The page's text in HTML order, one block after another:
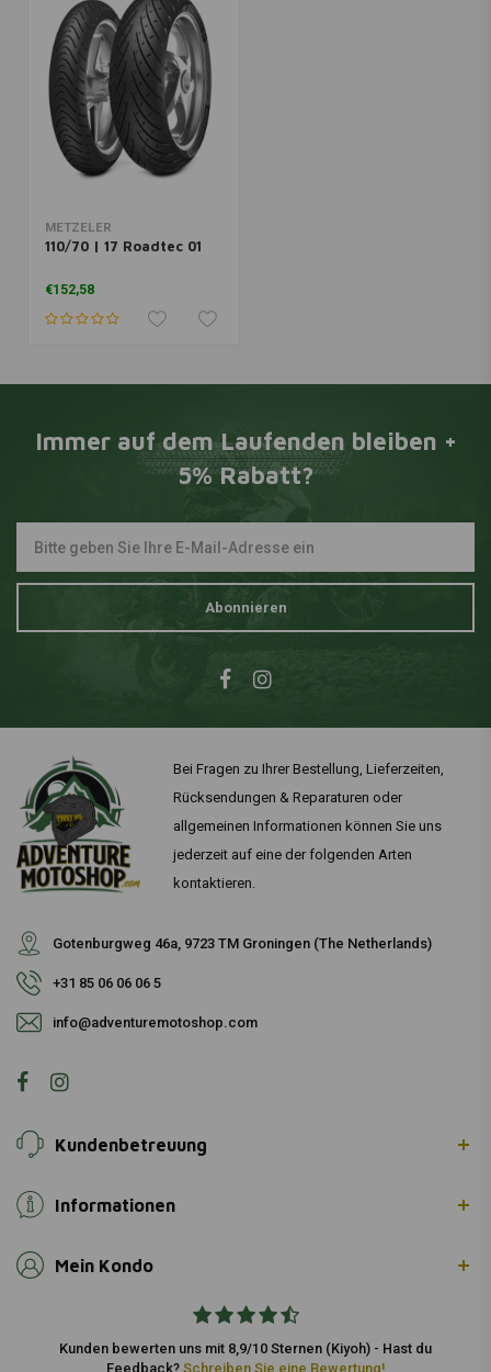
METZELER
110/70 | 17 Roadtec 01
€152,58
Immer auf dem Laufenden bleiben +
5% Rabatt?
Abonnieren
Bei Fragen zu Ihrer Bestellung, Lieferzeiten,
Rücksendungen & Reparaturen oder
allgemeinen Informationen können Sie uns
jederzeit auf eine der folgenden Arten
kontaktieren.
Gotenburgweg 46a, 9723 TM Groningen (The Netherlands)
+31 85 06 06 06 5
info@adventuremotoshop.com
Kundenbetreuung
Informationen
Mein Kondo
Kunden bewerten uns mit 8,9/10 Sternen (Kiyoh) - Hast du
Feedback? Schreiben Sie eine Bewertung!